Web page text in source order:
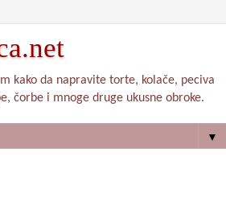
kako da napravite torte, kolače, peciva
čorbe i mnoge druge ukusne obroke.
▼